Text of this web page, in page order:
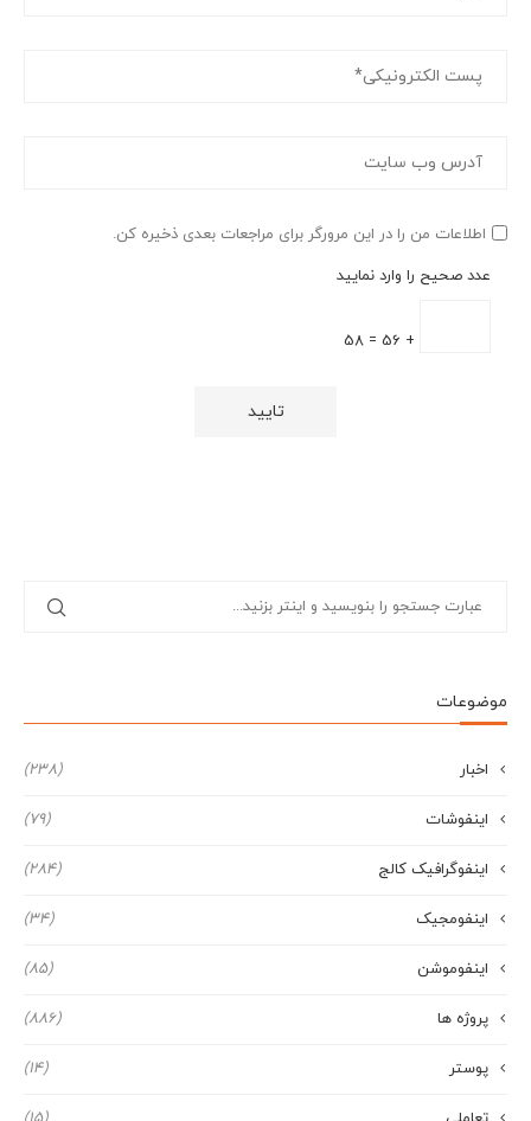
اطلاعات من را در این مرورگر برای مراجعات بعدی ذخیره کن.
عدد صحیح را وارد نمایید
+ 56 = 58
موضوعات
اخبار (238)
اینفوشات (79)
اینفوگرافیک کالج (284)
اینفومجیک (34)
اینفوموشن (85)
پروژه ها (886)
پوستر (14)